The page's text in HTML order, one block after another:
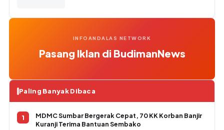
INFOANDALAS NETWORK
Pasang Iklan di BudimanNews
Paling Banyak Dibaca
MDMC Sumbar Bergerak Cepat, 70 KK Korban Banjir
Kuranji Terima Bantuan Sembako